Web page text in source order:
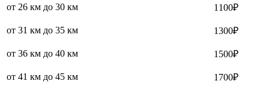
от 26 км до 30 км 1100₽
от 31 км до 35 км 1300₽
от 36 км до 40 км 1500₽
от 41 км до 45 км 1700₽